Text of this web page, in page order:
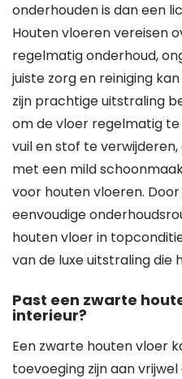
onderhouden is dan een
Houten vloeren vereisen
regelmatig onderhoud,
juiste zorg en reiniging
zijn prachtige uitstraling
om de vloer regelmatig
vuil en stof te
met een mild
voor houten vloeren.
eenvoudige
houten vloer in
van de luxe uitstraling die
Past een zwarte
interieur?
Een zwarte houten vloer
toevoeging zijn aan